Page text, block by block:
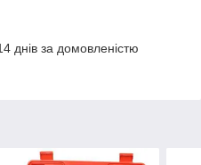
днів за домовленістю